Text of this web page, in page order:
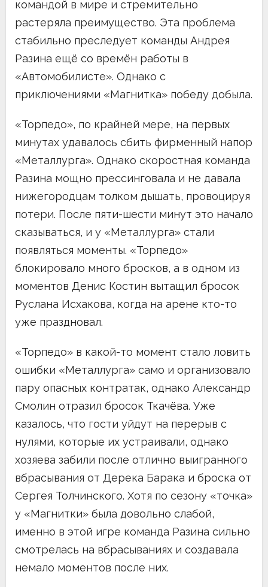
командой в мире и стремительно
растеряла преимущество. Эта проблема
стабильно преследует команды Андрея
Разина ещё со времён работы в
«Автомобилисте». Однако с
приключениями «Магнитка» победу добыла.
«Торпедо», по крайней мере, на первых
минутах удавалось сбить фирменный напор
«Металлурга». Однако скоростная команда
Разина мощно прессинговала и не давала
нижегородцам толком дышать, провоцируя
потери. После пяти-шести минут это начало
сказываться, и у «Металлурга» стали
появляться моменты. «Торпедо»
блокировало много бросков, а в одном из
моментов Денис Костин вытащил бросок
Руслана Исхакова, когда на арене кто-то
уже праздновал.
«Торпедо» в какой-то момент стало ловить
ошибки «Металлурга» само и организовало
пару опасных контратак, однако Александр
Смолин отразил бросок Ткачёва. Уже
казалось, что гости уйдут на перерыв с
нулями, которые их устраивали, однако
хозяева забили после отлично выигранного
вбрасывания от Дерека Барака и броска от
Сергея Толчинского. Хотя по сезону «точка»
у «Магнитки» была довольно слабой,
именно в этой игре команда Разина сильно
смотрелась на вбрасываниях и создавала
немало моментов после них.